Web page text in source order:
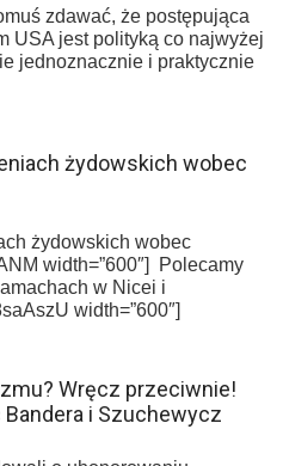
zdawać, że postępująca
USA jest polityką co najwyżej
jednoznacznie i praktycznie
żydowskich wobec
żydowskich wobec
width=”600″] Polecamy
w Nicei i
width=”600″]
Wręcz przeciwnie!
i Szuchewycz